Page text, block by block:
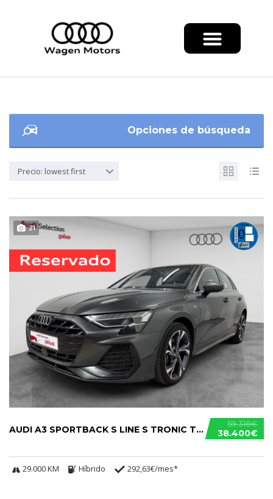
Opciones de búsqueda
Precio: lowest first
21
59.318€
38.400€
AUDI A3 SPORTBACK S LINE S TRONIC TFSIE
29.000 KM Híbrido 292,63€/mes*